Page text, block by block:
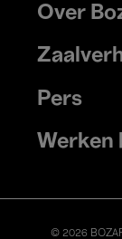
Footer
menu
Over
Pers
Werken
© 2026